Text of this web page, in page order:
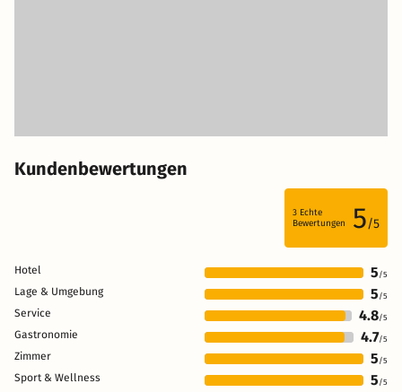
Kundenbewertungen
3 Echte
Bewertungen
5/5
Hotel 5 /5
Lage & Umgebung 5 /5
Service 4.8/5
Gastronomie 4.7/5
Zimmer 5 /5
Sport & Wellness 5 /5